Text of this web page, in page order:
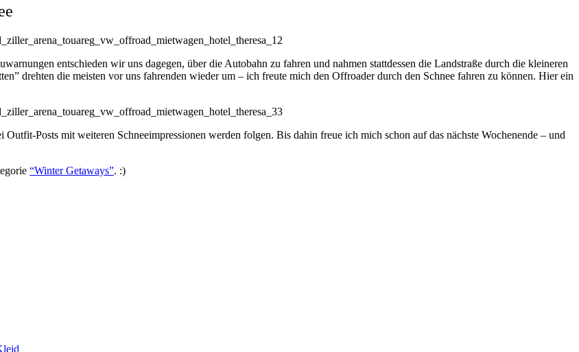
entschieden wir uns dagegen, über die Autobahn zu fahren und nahmen stattdessen die Landstraße durch die kleineren
drehten die meisten vor uns fahrenden wieder um – ich freute mich den Offroader durch den Schnee fahren zu können. Hier ein
Posts mit weiteren Schneeimpressionen werden folgen. Bis dahin freue ich mich schon auf das nächste Wochenende – und
“Winter Getaways”. :)